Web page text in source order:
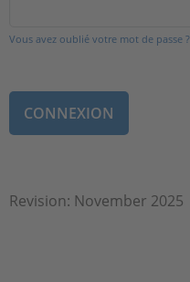
Vous avez oublié votre mot de passe ?
Revision: November 2025